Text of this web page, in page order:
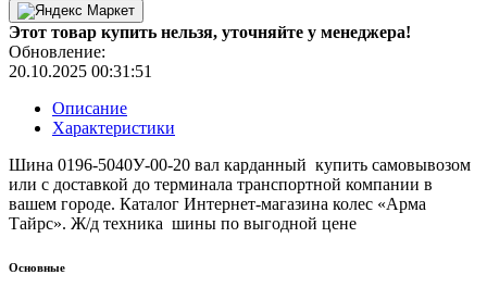
Этот товар купить нельзя, уточняйте у менеджера!
Обновление:
20.10.2025 00:31:51
Описание
Характеристики
Шина 0196-5040У-00-20 вал карданный купить самовывозом
или с доставкой до терминала транспортной компании в
вашем городе. Каталог Интернет-магазина колес «Арма
Тайрс». Ж/д техника шины по выгодной цене
Основные